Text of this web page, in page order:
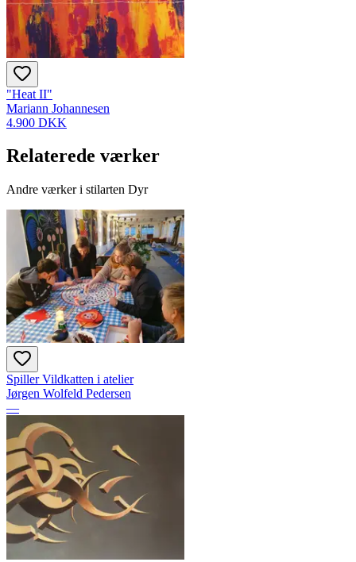
"Heat II"
Mariann Johannesen
4.900 DKK
Relaterede værker
Andre værker i stilarten Dyr
Spiller Vildkatten i atelier
Jørgen Wolfeld Pedersen
—